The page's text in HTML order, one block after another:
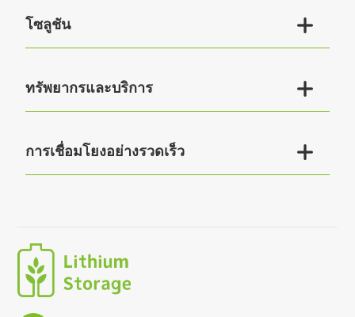
โซลูชัน 
ทรัพยากรและบริการ 
การเชื่อมโยงอย่างรวดเร็ว 